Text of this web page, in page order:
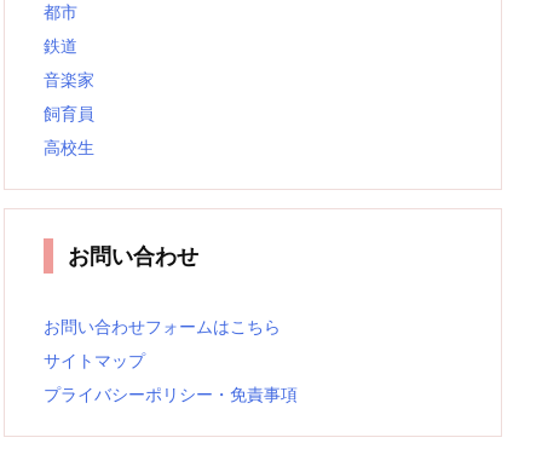
都市
鉄道
音楽家
飼育員
高校生
お問い合わせ
お問い合わせフォームはこちら
サイトマップ
プライバシーポリシー・免責事項